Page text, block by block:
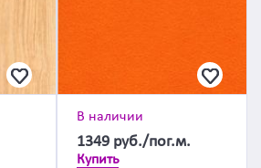
В наличии
1349 руб./пог.м.
Купить